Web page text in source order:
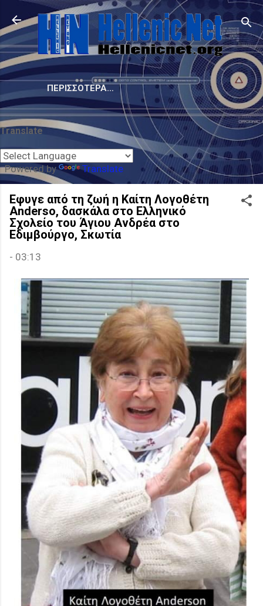
Μετάβαση στο κύριο περιεχόμενο
ΠΕΡΙΣΣΌΤΕΡΑ…
Translate
Powered by Translate
Εφυγε από τη ζωή η Καίτη Λογοθέτη
Anderso, δασκάλα στο Ελληνικό
Σχολείο του Άγιου Ανδρέα στο
Εδιμβούργο, Σκωτία
- 03:13